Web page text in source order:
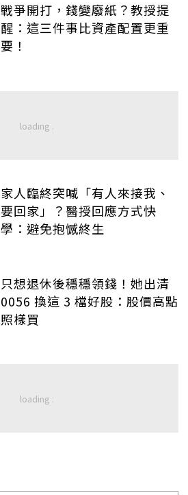
戰爭開打，錢變廢紙？教授提
醒：這三件事比資產配置更重
要！
家人臨終突喊「有人來接我、
要回家」？醫授回應方式快
學：避免抱憾終生
只想退休後穩穩領錢！她出清
0056 換這 3 檔好股：股價高點
照樣買